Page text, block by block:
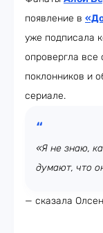
появление в
уже подписала
опровергла все
поклонников и
сериале.
«Я не знаю,
думают, что
— сказала